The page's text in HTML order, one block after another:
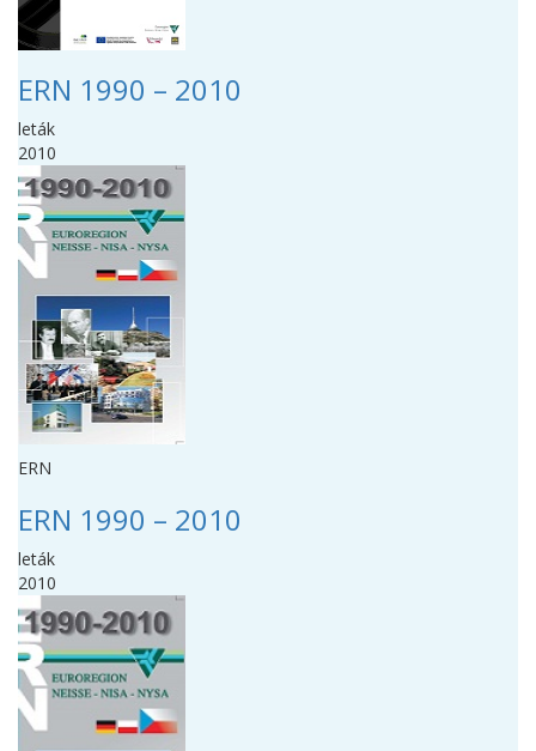
ERN 1990 – 2010
leták
2010
ERN
ERN 1990 – 2010
leták
2010